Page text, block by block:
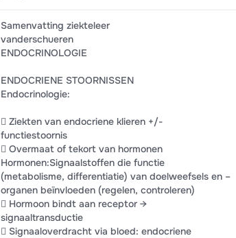
Samenvatting ziekteleer
vanderschueren
ENDOCRINOLOGIE
ENDOCRIENE STOORNISSEN
Endocrinologie:
 Ziekten van endocriene klieren +/-
functiestoornis
 Overmaat of tekort van hormonen
Hormonen:Signaalstoffen die functie
(metabolisme, differentiatie) van doelweefsels en –
organen beïnvloeden (regelen, controleren)
 Hormoon bindt aan receptor →
signaaltransductie
 Signaaloverdracht via bloed: endocriene